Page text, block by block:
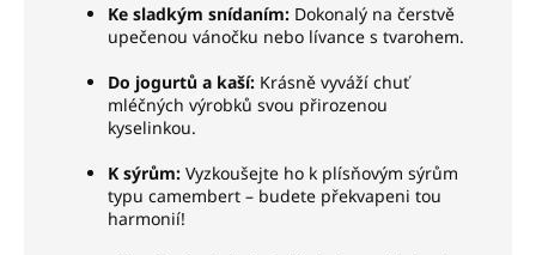
Ke sladkým snídaním: Dokonalý na čerstvě
upečenou vánočku nebo lívance s tvarohem.
Do jogurtů a kaší: Krásně vyváží chuť
mléčných výrobků svou přirozenou
kyselinkou.
K sýrům: Vyzkoušejte ho k plísňovým sýrům
typu camembert – budete překvapeni tou
harmonií!